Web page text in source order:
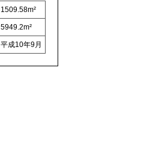
1509.58m²
5949.2m²
平成10年9月